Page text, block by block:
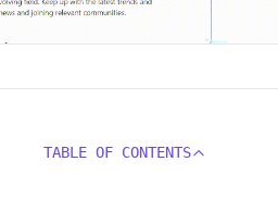
TABLE OF CONTENTS